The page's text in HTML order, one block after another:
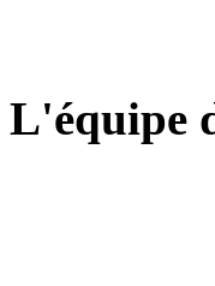
L'équipe